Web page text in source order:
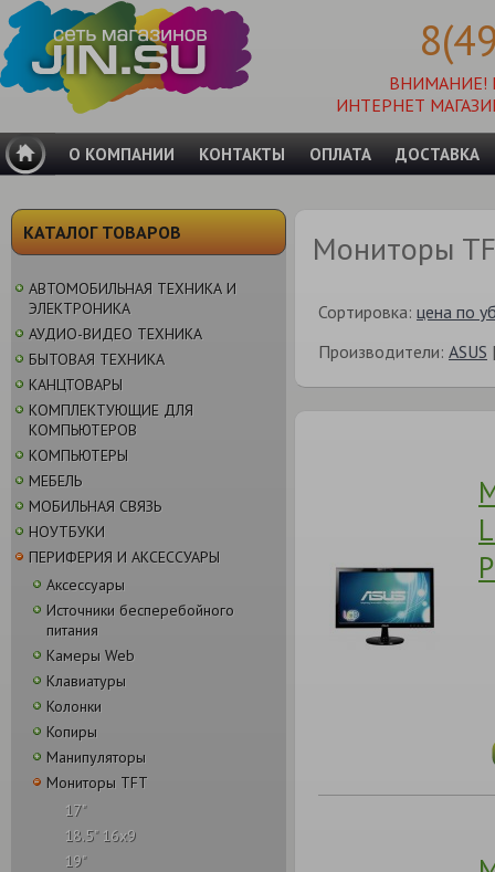
ВНИМАНИЕ!
ИНТЕРНЕТ
О КОМПАНИИ КОНТАКТЫ ОПЛАТА ДОСТАВКА
КАТАЛОГ ТОВАРОВ
АВТОМОБИЛЬНАЯ ТЕХНИКА И
ЭЛЕКТРОНИКА
АУДИО-ВИДЕО ТЕХНИКА
БЫТОВАЯ ТЕХНИКА
КАНЦТОВАРЫ
КОМПЛЕКТУЮЩИЕ ДЛЯ
КОМПЬЮТЕРОВ
КОМПЬЮТЕРЫ
МЕБЕЛЬ
МОБИЛЬНАЯ СВЯЗЬ
НОУТБУКИ
ПЕРИФЕРИЯ И АКСЕССУАРЫ
Аксессуары
Источники бесперебойного
питания
Камеры Web
Клавиатуры
Колонки
Копиры
Манипуляторы
Мониторы TFT
17"
18.5" 16x9
19"
Мониторы
Сортировка: цена по
Производители: ASUS